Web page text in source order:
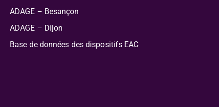
ADAGE – Besançon
ADAGE – Dijon
Base de données des dispositifs EAC